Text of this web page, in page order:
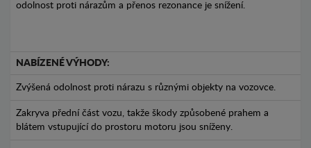
odolnost proti nárazům a přenos rezonance je snížení.
NABÍZENÉ VÝHODY:
Zvýšená odolnost proti nárazu s různými objekty na vozovce.
Zakryva přední část vozu, takže škody způsobené prahem a
blátem vstupující do prostoru motoru jsou sníženy.